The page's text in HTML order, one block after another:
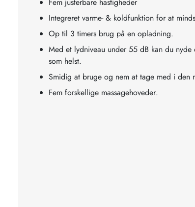
Fem justerbare hastigheder
Integreret varme- & koldfunktion for at
Op til 3 timers brug på en opladning.
Med et lydniveau under 55 dB kan du nyde
som helst.
Smidig at bruge og nem at tage med i den
Fem forskellige massagehoveder.